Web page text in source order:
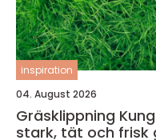
inspiration
04. August 2026
Gräsklippning
stark, tät och frisk